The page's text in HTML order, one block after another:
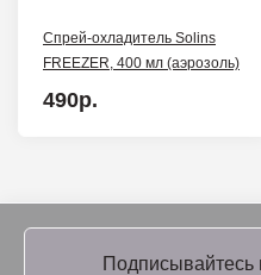
Спрей-охладитель Solins
FREEZER, 400 мл (аэрозоль)
490р.
Подписывайтесь